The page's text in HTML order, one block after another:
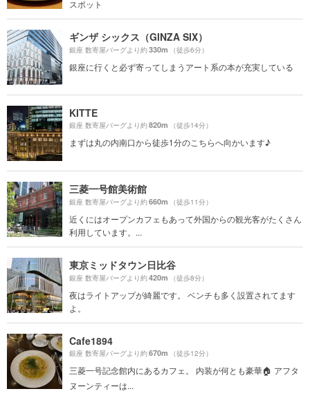
スポット
ギンザ シックス（GINZA SIX）
銀座 数寄屋バーグより約330m （徒歩6分）
銀座に行くと必ず寄ってしまうアート系の本が充実している
KITTE
銀座 数寄屋バーグより約820m （徒歩14分）
まずは丸の内南口から徒歩1分のこちらへ向かいます♪
三菱一号館美術館
銀座 数寄屋バーグより約660m （徒歩11分）
近くにはオープンカフェもあって外国からの観光客がたくさん
利用しています。...
東京ミッドタウン日比谷
銀座 数寄屋バーグより約420m （徒歩8分）
夜はライトアップが綺麗です。 ベンチも多く設置されてます
よ。
Cafe1894
銀座 数寄屋バーグより約670m （徒歩12分）
三菱一号記念館内にあるカフェ。 内装が何とも豪華🏠 アフタ
ヌーンティーは...